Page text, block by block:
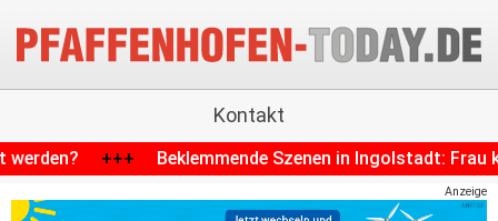
Kontakt
Szenen in Ingolstadt: Frau kommt heim und trifft auf
Anzeige